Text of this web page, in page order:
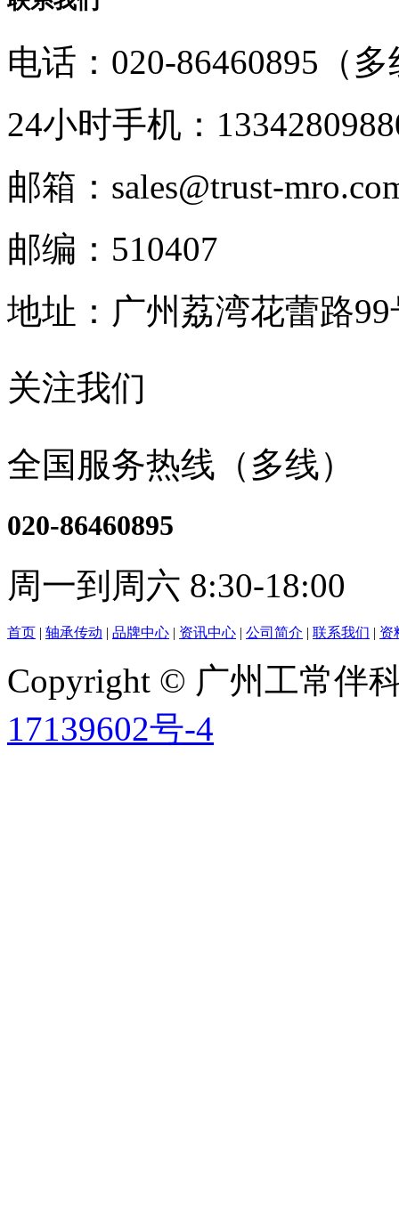
电话：020-86460895（
24小时手机：
邮箱：sales@trust-
邮编：510407
地址：广州荔湾花蕾路
关注我们
全国服务热线（多线）
020-86460895
周一到周六 8:30-18:00
首页 | 轴承传动 | 品牌中心 | 资讯中心 | 公司简介 | 联系我们 | 资
Copyright © 广州工常伴
17139602号-4